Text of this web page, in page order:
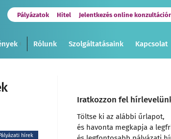
Pályázatok Hitel Jelentkezés online
Rólunk Szolgáltatásaink Kapcsolat
hírek
Iratkozzon fel
Töltse ki az alábbi űrlapot,
és havonta megkapja a